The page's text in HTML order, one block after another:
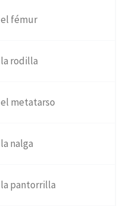
el fémur
la rodilla
el metatarso
la nalga
la pantorrilla